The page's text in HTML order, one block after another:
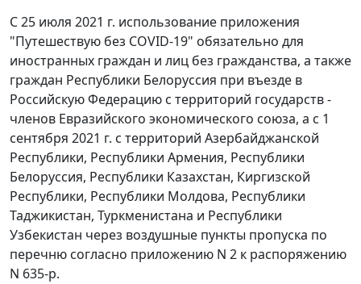
C 25 июля 2021 г. использование приложения
"Путешествую без COVID-19" обязательно для
иностранных граждан и лиц без гражданства, а также
граждан Республики Белоруссия при въезде в
Российскую Федерацию с территорий государств -
членов Евразийского экономического союза, а с 1
сентября 2021 г. с территорий Азербайджанской
Республики, Республики Армения, Республики
Белоруссия, Республики Казахстан, Киргизской
Республики, Республики Молдова, Республики
Таджикистан, Туркменистана и Республики
Узбекистан через воздушные пункты пропуска по
перечню согласно приложению N 2 к распоряжению
N 635-р.